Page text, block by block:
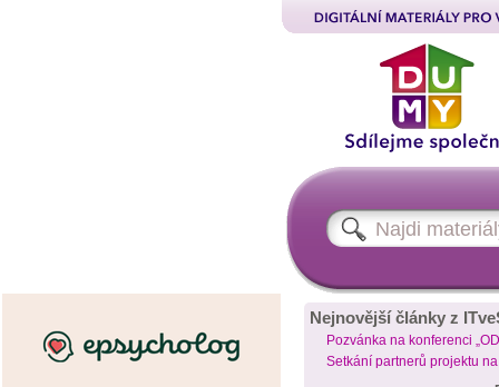
Nejnovější články z
Pozvánka na konferenci
Setkání partnerů projektu